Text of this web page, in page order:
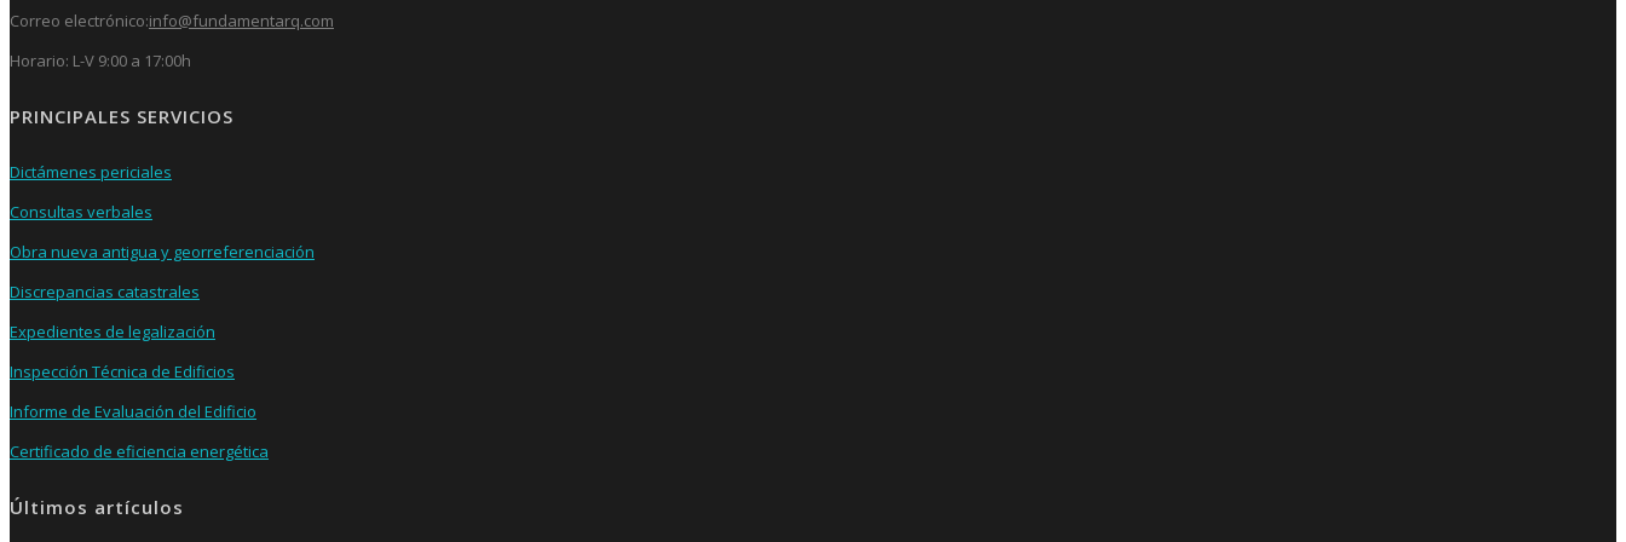
Correo electrónico:info@fundamentarq.com
Horario: L-V 9:00 a 17:00h
PRINCIPALES SERVICIOS
Dictámenes periciales
Consultas verbales
Obra nueva antigua y georreferenciación
Discrepancias catastrales
Expedientes de legalización
Inspección Técnica de Edificios
Informe de Evaluación del Edificio
Certificado de eficiencia energética
Últimos artículos